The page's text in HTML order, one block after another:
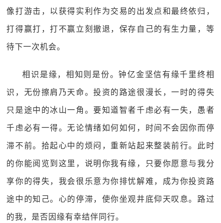
像打游击，以获得实利作为交易的出发点和最终依归，
打得赢打，打不赢立刻撤退，保存自己的有生力量，等
待下一次机会。
相识是缘，相知则是份。钟亿金坚信有缘千里终相
识，无份擦肩乃天命。投资的路途很漫长，一时的得失
只是途中的冰山一角。要知道智者千虑必有一失，愚者
千虑必有一得。无论情绪如何如何，时间不会因你而停
滞不前。拾起心中的烦闷，重新站起来整装前行。此时
的你能阅览到这里，说明你我有缘，只要你愿意与我分
享你的得失，我会很乐意为你排忧解难，成为你投资路
途中的知己。心的停滞，使你坐观井底仰天叹息。路过
的我，是否因缘有幸结伴同行。